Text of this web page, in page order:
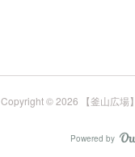
Copyright ©2026 【釜山広
Powered by